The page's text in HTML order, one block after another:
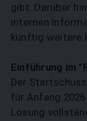
gibt. Darüber
internen
künftig weitere
Einführung im
Der
für Anfang
Lösung